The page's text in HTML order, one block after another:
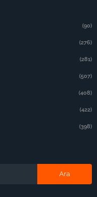
(90)
(276)
(281)
(507)
(408)
(422)
(398)